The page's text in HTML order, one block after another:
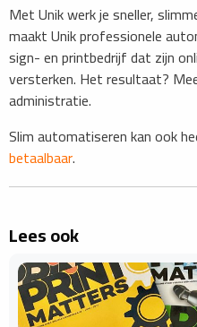
Met Unik werk je sneller,
maakt Unik professionele
sign- en printbedrijf dat zijn
versterken. Het resultaat?
administratie.
Slim automatiseren kan ook
betaalbaar.
Lees ook